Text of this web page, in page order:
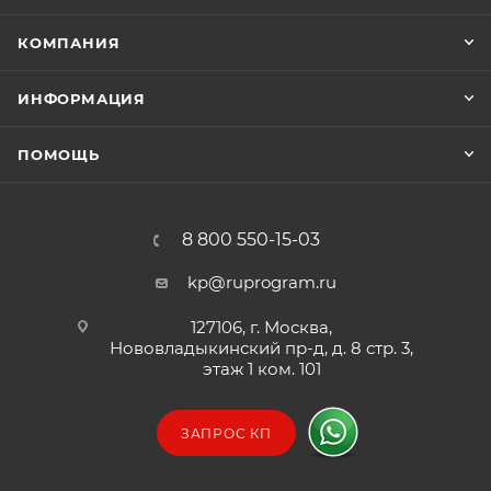
КОМПАНИЯ
ИНФОРМАЦИЯ
ПОМОЩЬ
8 800 550-15-03
kp@ruprogram.ru
127106, г. Москва,
Нововладыкинский пр-д, д. 8 стр. 3,
этаж 1 ком. 101
ЗАПРОС КП